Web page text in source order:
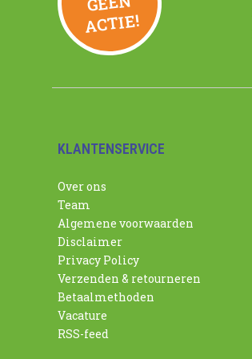
ACTIE!
KLANTENSERVICE
Over ons
Team
Algemene voorwaarden
Disclaimer
Privacy Policy
Verzenden & retourneren
Betaalmethoden
Vacature
RSS-feed